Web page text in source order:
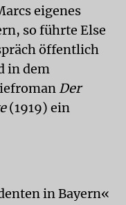
eigenes
so führte Else
öffentlich
in dem
Der
(1919) ein
in Bayern«